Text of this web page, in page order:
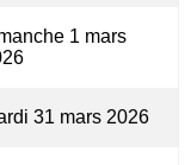
1 mars
31 mars 2026